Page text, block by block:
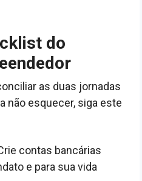
do
as duas jornadas
não esquecer, siga este
contas bancárias
e para sua vida